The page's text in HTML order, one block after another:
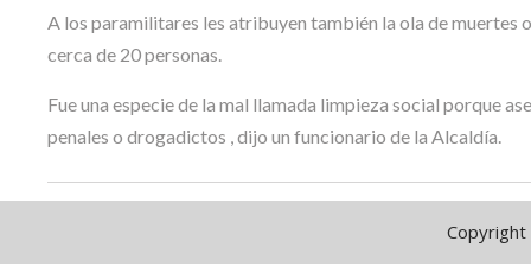
A los paramilitares les atribuyen también la ola de muertes
cerca de 20 personas.
Fue una especie de la mal llamada limpieza social porque
penales o drogadictos , dijo un funcionario de la Alcaldía.
Copyright